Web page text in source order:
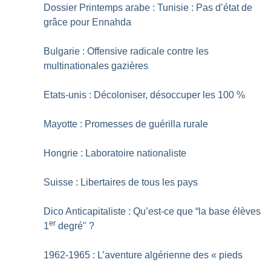
Dossier Printemps arabe : Tunisie : Pas d’état de
grâce pour Ennahda
Bulgarie : Offensive radicale contre les
multinationales gazières
Etats-unis : Décoloniser, désoccuper les 100 %
Mayotte : Promesses de guérilla rurale
Hongrie : Laboratoire nationaliste
Suisse : Libertaires de tous les pays
Dico Anticapitaliste : Qu’est-ce que “la base élèves
1er degré" ?
1962-1965 : L’aventure algérienne des « pieds